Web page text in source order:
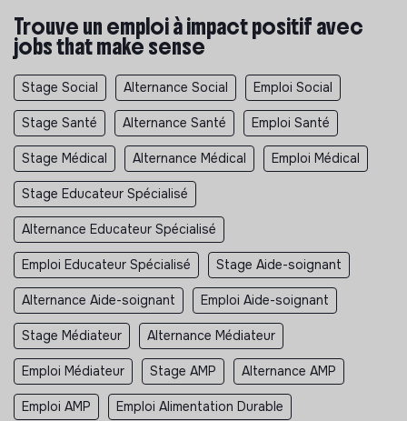
Trouve un emploi à impact positif avec
jobs that make sense
Stage Social Alternance Social Emploi Social
Stage Santé Alternance Santé Emploi Santé
Stage Médical Alternance Médical Emploi Médical
Stage Educateur Spécialisé
Alternance Educateur Spécialisé
Emploi Educateur Spécialisé Stage Aide-soignant
Alternance Aide-soignant Emploi Aide-soignant
Stage Médiateur Alternance Médiateur
Emploi Médiateur Stage AMP Alternance AMP
Emploi AMP Emploi Alimentation Durable